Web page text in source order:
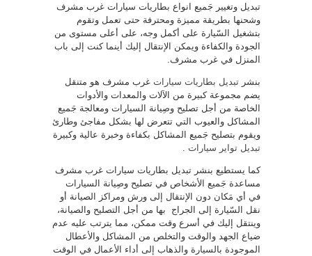
تبديل وتغيير جَميع انواع بطاريات سيارات غرب مشرف
وشحنها بطريقة مميزة ومحترفة حتى تعمل وتقوم
بتشغيل السّيارة على أكمل وجه، على أعلى مستوى من
الجودة والكفاءة ويمكن الإنتقال إليك أينما كنت إلى باب
المنزل في غرب مشرف.
بنشر تبديل بطاريات سيارات غرب مشرف هو متنقل
يضم مجموعة كبيرة من الآلات والمعدات والأدوات
الخاصة من أجل تصليح وصِيانة السيارات ومعالجة جَميع
المشاكل والعيوب التي تتعرض لها بشكل مفاجئ وطارئ
ويقوم بتصليح جَميع المشاكل بكفاءة وخبرة عالية وكبيرة
تبديل تواير سيارات
كما يستطيع بنشر تبديل بطاريات سيارات غرب مشرف
مساعدة جَميع الأشخاص في تصليح وصِيانة السيارات
في أي مَكان دون الإنتقال إلى ورش ومراكز الصيانة أو
نقل السّيارة إلى الجراج بها من أجل التصليح والصيانة،
وينتقل إليك في أسرع وقت ممكن، مما يترتب عليه عدم
ضياع الجهد والوقت والتخلص من المشاكل والأعطال
الموجودة بالسيارة والذهاب إلى أداء الأعمال في الوقت